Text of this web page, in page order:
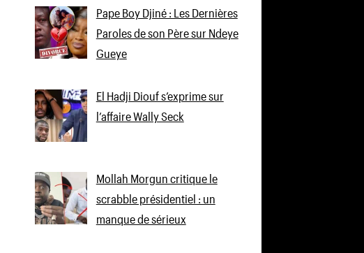
Pape Boy Djiné : Les Dernières
Paroles de son Père sur Ndeye
Gueye
El Hadji Diouf s’exprime sur
l’affaire Wally Seck
Mollah Morgun critique le
scrabble présidentiel : un
manque de sérieux